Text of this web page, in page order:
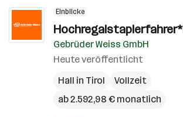
Einblicke
Gebrüder Weiss GmbH
Heute veröffentlicht
Hall in Tirol
Vollzeit
ab 2.592,98 € monatlich